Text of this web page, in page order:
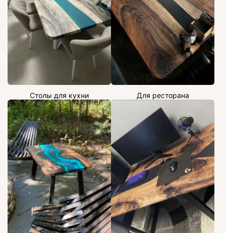
Столы для кухни Для ресторана